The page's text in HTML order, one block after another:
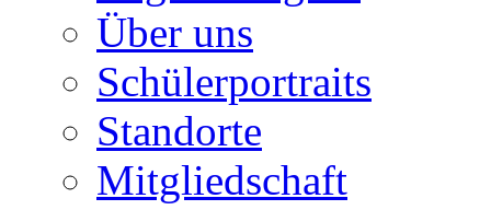
Über uns
Schülerportraits
Standorte
Mitgliedschaft